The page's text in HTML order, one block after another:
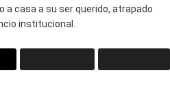
a casa a su ser querido, atrapado
institucional.